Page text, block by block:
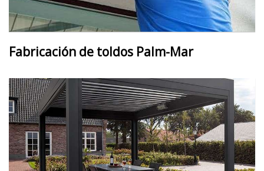
Fabricación de toldos Palm-Mar